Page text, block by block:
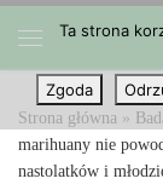
Przejdź do
Strona główna »
marihuany nie
nastolatków i
Ta strona
Zgoda